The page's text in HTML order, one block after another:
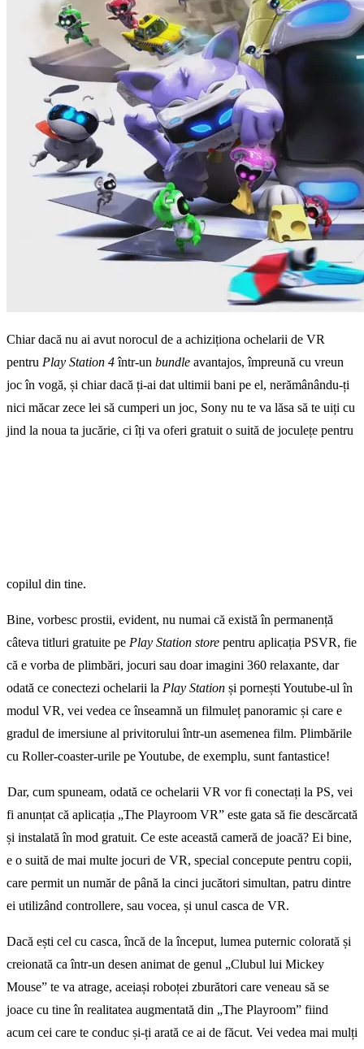
Chiar dacă nu ai avut norocul de a achiziționa ochelarii de VR
pentru Play Station 4într-un bundle avantajos, împreună cu vreun
joc în vogă, și chiar dacă ți-ai dat ultimii bani pe el, nerămânându-ți
nici măcar zece lei să cumperi un joc, Sony nu te va lăsa să te uiți cu
jind la noua ta jucărie, ci îți va oferi gratuit o suită de joculețe pentru
copilul din tine.
Bine, vorbesc prostii, evident, nu numai că există în permanență
câteva titluri gratuite pe Play Station store pentru aplicația PSVR, fie
că e vorba de plimbări, jocuri sau doar imagini 360 relaxante, dar
odată ce conectezi ochelarii la Play Station și pornești Youtube-ul în
modul VR, vei vedea ce înseamnă un filmuleț panoramic și care e
gradul de imersiune al privitorului într-un asemenea film. Plimbările
cu Roller-coaster-urile pe Youtube, de exemplu, sunt fantastice!
Dar, cum spuneam, odată ce ochelarii VR vor fi conectați la PS, vei
fi anunțat că aplicația „The Playroom VR” este gata să fie descărcată
și instalată în mod gratuit. Ce este această cameră de joacă? Ei bine,
e o suită de mai multe jocuri de VR, special concepute pentru copii,
care permit un număr de până la cinci jucători simultan, patru dintre
ei utilizând controllere, sau vocea, și unul casca de VR.
Dacă ești cel cu casca, încă de la început, lumea puternic colorată și
creionată ca într-un desen animat de genul „Clubul lui Mickey
Mouse” te va atrage, aceiași roboței zburători care veneau să se
joace cu tine în realitatea augmentată din „The Playroom” fiind
acum cei care te conduc și-ți arată ce ai de făcut. Vei vedea mai mulți